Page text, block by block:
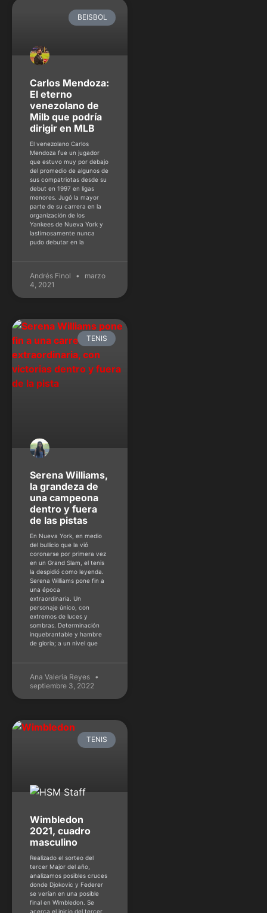
BEISBOL
Carlos Mendoza:
El eterno
venezolano de
Milb que podría
dirigir en MLB
El venezolano Carlos
Mendoza fue un jugador
que estuvo muy por debajo
del promedio de algunos de
sus compatriotas desde su
debut en 1997 en ligas
menores. Jugó la mayor
parte de su carrera en la
organización de los
Yankees de Nueva York y
lastimosamente nunca
pudo debutar en la
Andrés Finol
marzo
4, 2021
TENIS
Serena Williams,
la grandeza de
una campeona
dentro y fuera
de las pistas
En Nueva York, en medio
del bullicio que la vió
coronarse por primera vez
en un Grand Slam, el tenis
la despidió como leyenda.
Serena Williams pone fin a
una época
extraordinaria. Un
personaje único, con
extremos de luces y
sombras. Determinación
inquebrantable y hambre
de gloria; a un nivel que
Ana Valeria Reyes
septiembre 3, 2022
TENIS
Wimbledon
2021, cuadro
masculino
Realizado el sorteo del
tercer Major del año,
analizamos posibles cruces
donde Djokovic y Federer
se verían en una posible
final en Wimbledon. Se
acerca el inicio del tercer